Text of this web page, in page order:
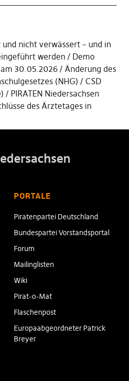
und nicht verwässert – und in
werden
Demo
30.05.2026
Änderung des
(NHG)
CSD
PIRATEN Niedersachsen
des Ärztetages in
PORTALE
Piratenpartei Deutschland
Bundespartei Vorstandsportal
Forum
Mailinglisten
Wiki
Pirat-o-Mat
Flaschenpost
Europaabgeordneter Patrick
Breyer